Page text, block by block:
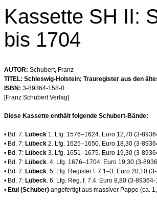
Kassette SH II:
bis 1704
AUTOR: Schubert, Franz
TITEL: Schleswig-Holstein; Trauregister aus den
ISBN: 3-89364-158-0
[Franz Schubert Verlag]
Diese Kassette enthält folgende Schubert-Bände:
• Bd. 7: Lübeck 1. Lfg. 1576–1624. Euro 12,70 (3-
• Bd. 7: Lübeck 2. Lfg. 1625–1650. Euro 18,30 (3-
• Bd. 7: Lübeck 3. Lfg. 1651–1675. Euro 19,30 (3-
• Bd. 7: Lübeck. 4. Lfg. 1676–1704. Euro 19,30 (3-
• Bd. 7: Lübeck. 5. Lfg. Register f. 7.1–3. Euro 20,10
• Bd. 7: Lübeck. 6. Lfg. Reg. f. 7.4. Euro 8,80 (3-
• Etui (Schuber) angefertigt aus massiver Pappe (ca.